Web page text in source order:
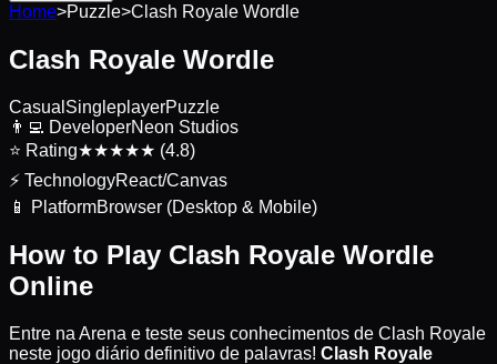
Home>Puzzle>Clash Royale Wordle
Clash Royale Wordle
Casual SingleplayerPuzzle
👨‍💻 DeveloperNeon Studios
⭐ Rating★★★★★ (4.8)
⚡ TechnologyReact/Canvas
📱
PlatformBrowser (Desktop & Mobile)
How to Play Clash Royale Wordle
Online
Entre na Arena e teste seus conhecimentos de Clash Royale
neste jogo diário definitivo de palavras! Clash Royale